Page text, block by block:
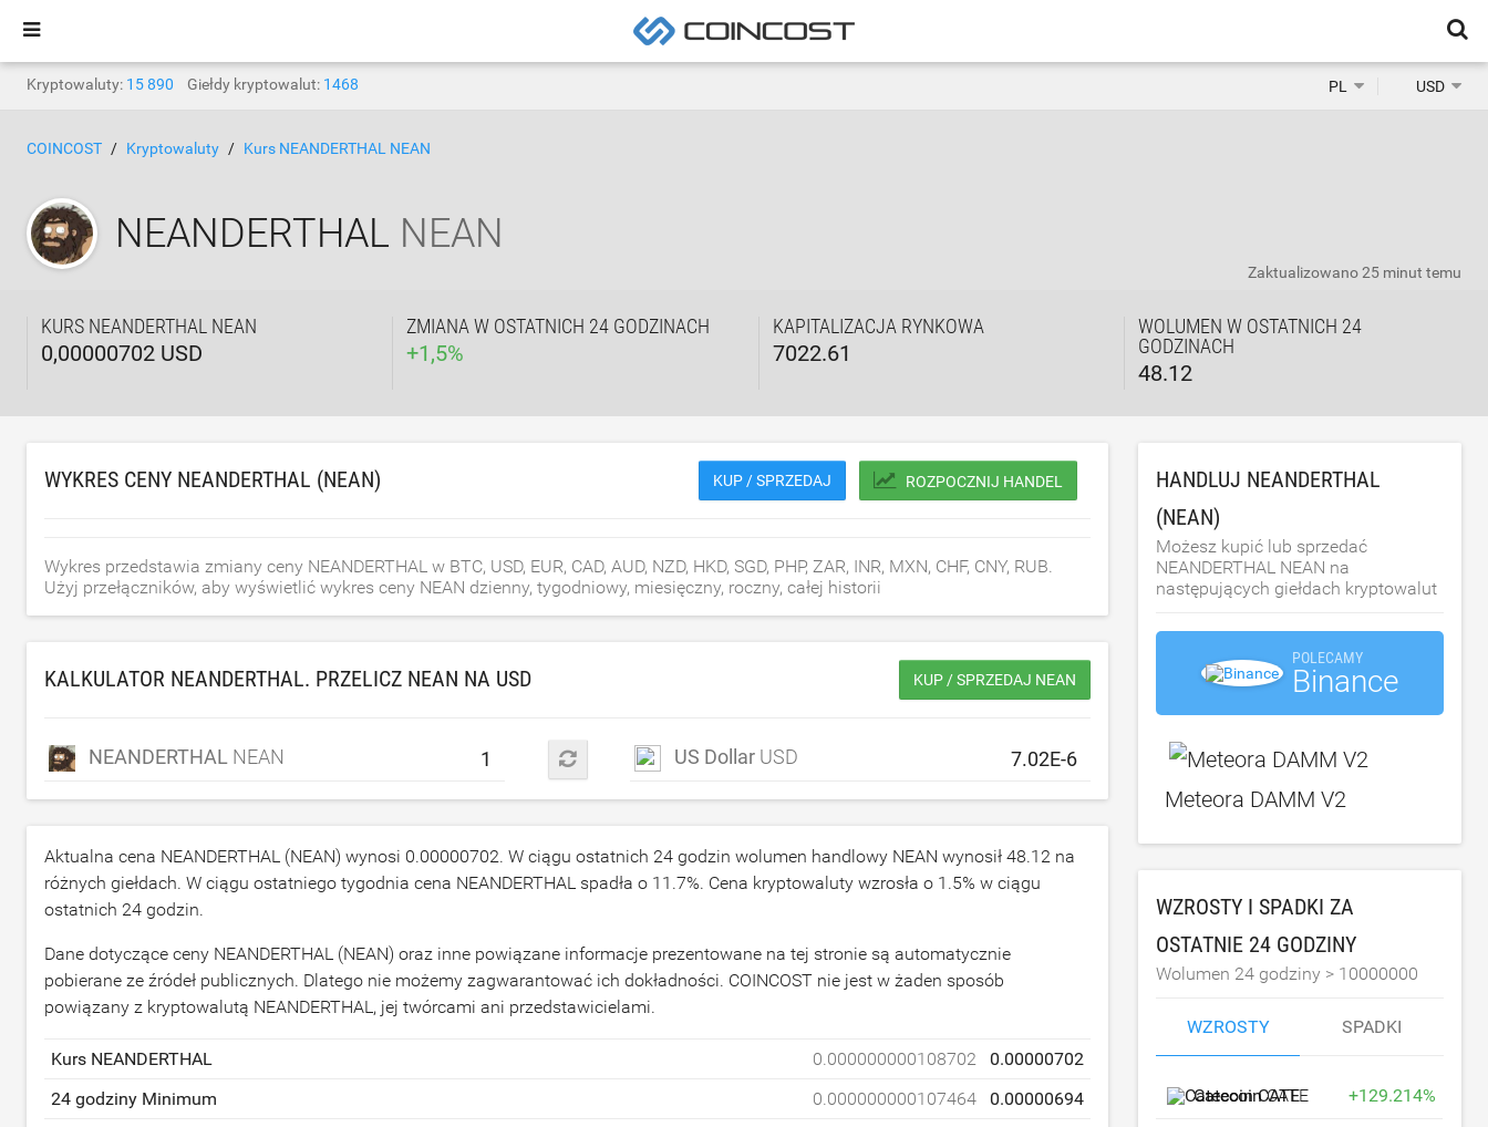
Kryptowaluty: 15 890 Giełdy kryptowalut: 1468 PL USD
COINCOST Kryptowaluty Kurs NEANDERTHAL NEAN
NEANDERTHAL NEAN
KURS NEANDERTHAL NEAN
0,00000702 USD
ZMIANA W OSTATNICH 24 GODZINACH
+1,5%
KAPITALIZACJA RYNKOWA
7022.61
WOLUMEN W OSTATNICH 24
GODZINACH
48.12
Zaktualizowano25 minut temu
WYKRES CENY NEANDERTHAL (NEAN) KUP / SPRZEDAJ ROZPOCZNIJ HANDEL
Wykres przedstawia zmiany ceny NEANDERTHAL w BTC, USD, EUR, CAD, AUD, NZD, HKD, SGD, PHP, ZAR, INR, MXN, CHF, CNY, RUB.
Użyj przełączników, aby wyświetlić wykres ceny NEAN dzienny, tygodniowy, miesięczny, roczny, całej historii
KALKULATOR NEANDERTHAL. PRZELICZ NEAN NA USD KUP / SPRZEDAJ NEAN
NEANDERTHAL NEAN US Dollar USD
Aktualna cena NEANDERTHAL (NEAN) wynosi 0.00000702. W ciągu ostatnich 24 godzin wolumen handlowy NEAN wynosił 48.12 na
różnych giełdach. W ciągu ostatniego tygodnia cena NEANDERTHAL spadła o 11.7%. Cena kryptowaluty wzrosła o 1.5% w ciągu
ostatnich 24 godzin.
Dane dotyczące ceny NEANDERTHAL (NEAN) oraz inne powiązane informacje prezentowane na tej stronie są automatycznie
pobierane ze źródeł publicznych. Dlatego nie możemy zagwarantować ich dokładności. COINCOST nie jest w żaden sposób
powiązany z kryptowalutą NEANDERTHAL, jej twórcami ani przedstawicielami.
Kurs NEANDERTHAL 0.000000000108702
0.00000702
24 godziny Minimum
0.000000000107464
0.00000694
HANDLUJ NEANDERTHAL
(NEAN)
Możesz kupić lub sprzedać
NEANDERTHAL NEAN na
następujących giełdach kryptowalut
POLECAMY
Binance
Meteora DAMM V2
WZROSTY I SPADKI ZA
OSTATNIE 24 GODZINY
Wolumen 24 godziny > 10000000
WZROSTY SPADKI
CatecoinCATE +129.214%